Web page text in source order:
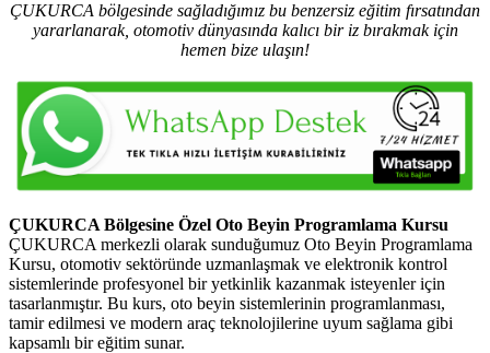
ÇUKURCA bölgesinde sağladığımız bu benzersiz eğitim fırsatından
yararlanarak, otomotiv dünyasında kalıcı bir iz bırakmak için
hemen bize ulaşın!
ÇUKURCA Bölgesine Özel Oto Beyin Programlama Kursu
ÇUKURCA merkezli olarak sunduğumuz Oto Beyin Programlama
Kursu, otomotiv sektöründe uzmanlaşmak ve elektronik kontrol
sistemlerinde profesyonel bir yetkinlik kazanmak isteyenler için
tasarlanmıştır. Bu kurs, oto beyin sistemlerinin programlanması,
tamir edilmesi ve modern araç teknolojilerine uyum sağlama gibi
kapsamlı bir eğitim sunar.